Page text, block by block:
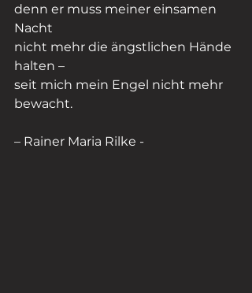
denn er muss meiner einsamen
Nacht
nicht mehr die ängstlichen Hände
halten –
seit mich mein Engel nicht mehr
bewacht.
– Rainer Maria Rilke -